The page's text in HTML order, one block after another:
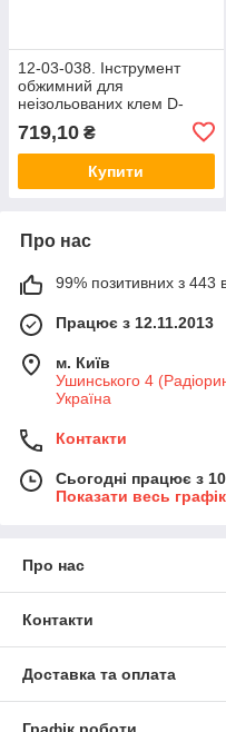
12-03-038. Інструмент
обжимний для
неізольованих клем D-
719,10 ₴
Купити
Про нас
99% позитивних з 443
Працює з 12.11.2013
м. Київ
Ушинського 4
Україна
Контакти
Сьогодні працює з
Показати весь
Про нас
Контакти
Доставка та оплата